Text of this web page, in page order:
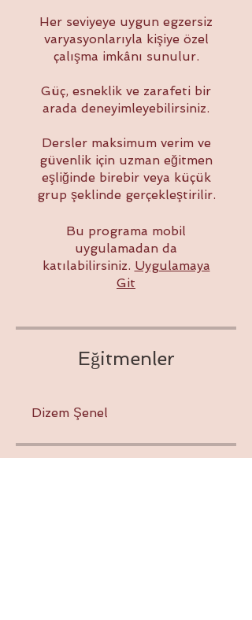
Her seviyeye uygun egzersiz
varyasyonlarıyla kişiye özel
çalışma imkânı sunulur.
Güç, esneklik ve zarafeti bir
arada deneyimleyebilirsiniz.
Dersler maksimum verim ve
güvenlik için uzman eğitmen
eşliğinde birebir veya küçük
grup şeklinde gerçekleştirilir.
Bu programa mobil
uygulamadan da
katılabilirsiniz. Uygulamaya
Git
Eğitmenler
Dizem Şenel